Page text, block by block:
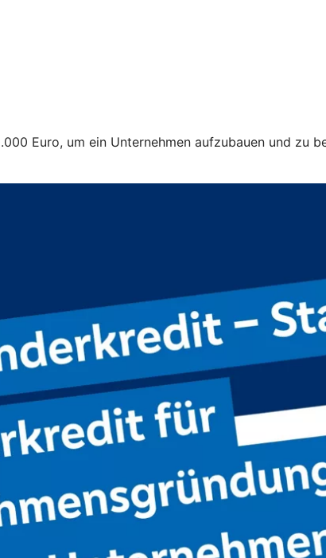
Euro, um ein Unternehmen aufzubauen und zu